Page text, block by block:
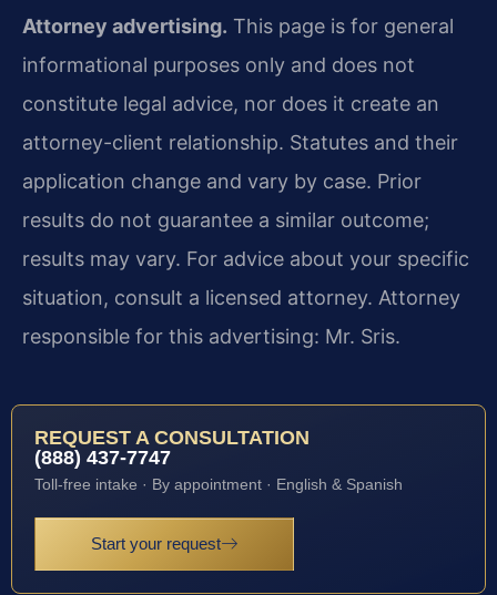
Attorney advertising. This page is for general
informational purposes only and does not
constitute legal advice, nor does it create an
attorney-client relationship. Statutes and their
application change and vary by case. Prior
results do not guarantee a similar outcome;
results may vary. For advice about your specific
situation, consult a licensed attorney. Attorney
responsible for this advertising: Mr. Sris.
REQUEST A CONSULTATION
(888) 437-7747
Toll-free intake · By appointment · English & Spanish
Start your request